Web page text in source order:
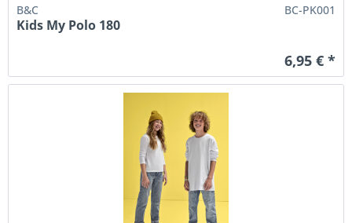
B&C BC-PK001
Kids My Polo 180
6,95 € *